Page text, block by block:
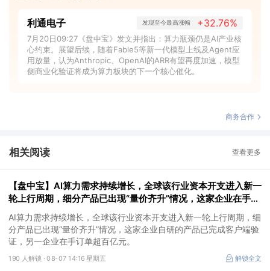
利通电子 发现至今最高涨幅 +32.76%
7月20日09:27《盘中宝》发文并指出：算力瓶颈仍是AI产业核
心约束。展望后续，随着Fable5等新一代模型上线及Agent应
用放量，认为Anthropic、OpenAI的ARR有望再度加速，模型
侧商业化验证将成为算力板块的下一个核心催化。
商务合作
相关阅读 查看更多
【盘中宝】AI算力需求持续增长，全球该行业资本开支进入新一
轮上行周期，细分产品已出现“量价齐升”情况，这家企业在手订
单超百亿元
AI算力需求持续增长，全球该行业资本开支进入新一轮上行周期，细
分产品已出现“量价齐升”情况，这家企业自研的产品已完成客户端验
证，另一企业在手订单超百亿元。
190 人解锁 ·08-07 14:16 星期五 解锁全文